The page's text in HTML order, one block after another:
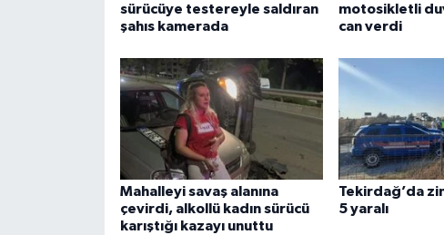
sürücüye testereyle saldıran
şahıs kamerada
motosikletli
can verdi
Mahalleyi savaş alanına
çevirdi, alkollü kadın sürücü
karıştığı kazayı unuttu
Tekirdağ’da
5 yaralı